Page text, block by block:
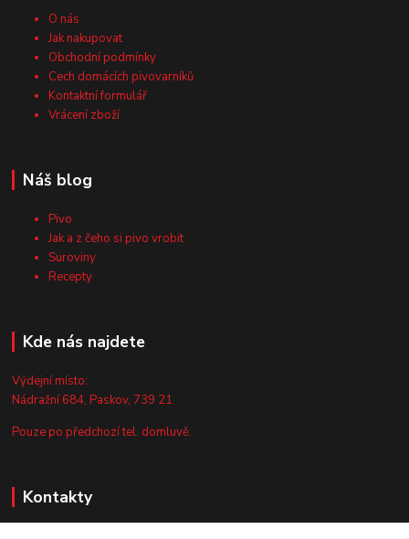
O nás
Jak nakupovat
Obchodní podmínky
Cech domácích pivovarníků
Kontaktní formulář
Vrácení zboží
Náš blog
Pivo
Jak a z čeho si pivo vrobit
Suroviny
Recepty
Kde nás najdete
Výdejní místo:
Nádražní 684, Paskov, 739 21
Pouze po předchozí tel. domluvě.
Kontakty